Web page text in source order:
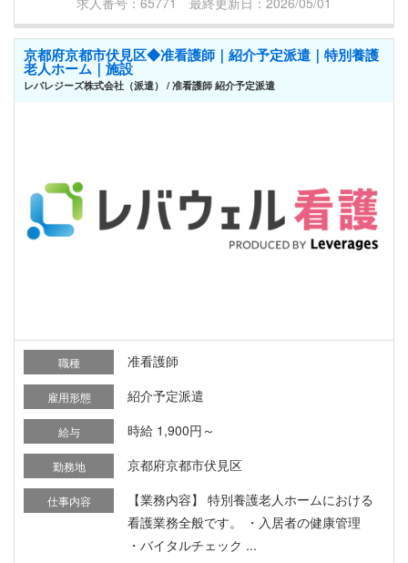
京都府京都市伏見区◆准看護師｜紹介予定派遣｜特別養護
老人ホーム｜施設
レバレジーズ株式会社（派遣） / 准看護師 紹介予定派遣
職種 准看護師
雇用形態 紹介予定派遣
給与 時給 1,900円～
勤務地 京都府京都市伏見区
仕事内容
【業務内容】 特別養護老人ホームにおける
看護業務全般です。 ・入居者の健康管理
・バイタルチェック ...